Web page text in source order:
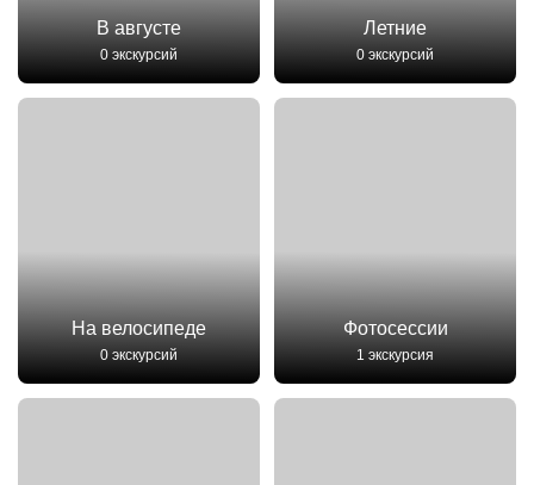
В августе
0 экскурсий
Летние
0 экскурсий
На велосипеде
0 экскурсий
Фотосессии
1 экскурсия